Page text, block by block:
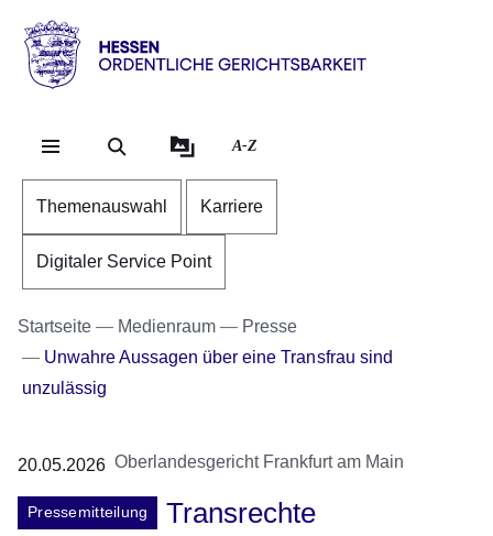
Direkt zum Kopf der
Direkt zum Inhalt
Direkt zum Fuß der
Hessen
Ordentliche
Gerichtsbarkeit
A-Z
Themenauswahl Karriere
Digitaler Service Point
Startseite Medienraum
Presse
Unwahre Aussagen über eine Transfrau sind
unzulässig
20.05.2026 Oberlandesgericht Frankfurt am Main
Pressemitteilung
Transrechte